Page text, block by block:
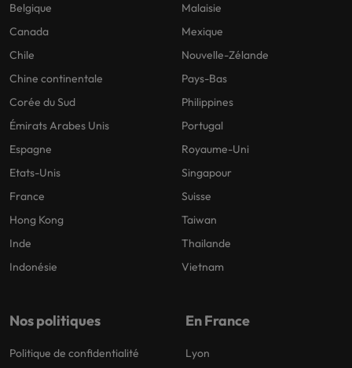
Belgique
Canada
Chile
Chine continentale
Corée du Sud
Émirats Arabes Unis
Espagne
Etats-Unis
France
Hong Kong
Inde
Indonésie
Malaisie
Mexique
Nouvelle-Zélande
Pays-Bas
Philippines
Portugal
Royaume-Uni
Singapour
Suisse
Taiwan
Thailande
Vietnam
Nos politiques
Politique de confidentialité
En France
Lyon